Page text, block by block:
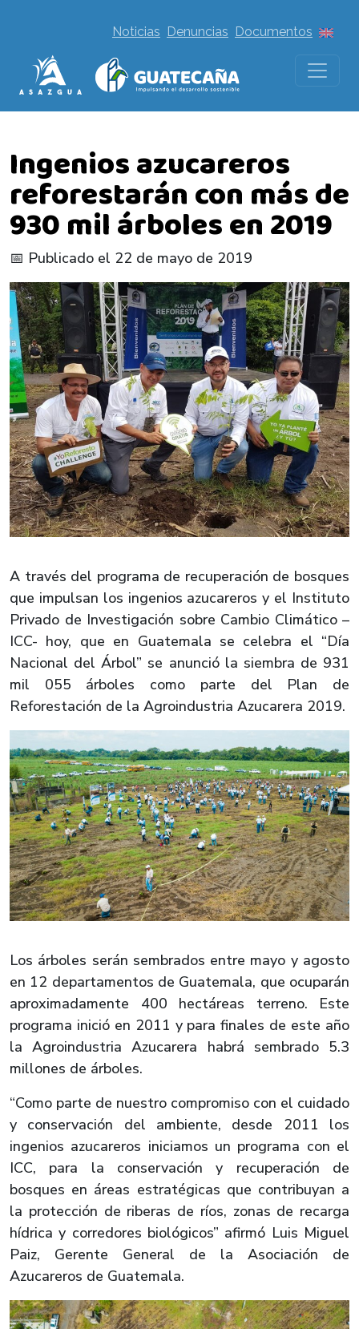
Noticias Denuncias Documentos
Ingenios azucareros
reforestarán con más de
930 mil árboles en 2019
📅 Publicado el 22 de mayo de 2019
A través del programa de recuperación de bosques
que impulsan los ingenios azucareros y el Instituto
Privado de Investigación sobre Cambio Climático –
ICC- hoy, que en Guatemala se celebra el “Día
Nacional del Árbol” se anunció la siembra de 931
mil 055 árboles como parte del Plan de
Reforestación de la Agroindustria Azucarera 2019.
Los árboles serán sembrados entre mayo y agosto
en 12 departamentos de Guatemala, que ocuparán
aproximadamente 400 hectáreas terreno. Este
programa inició en 2011 y para finales de este año
la Agroindustria Azucarera habrá sembrado 5.3
millones de árboles.
“Como parte de nuestro compromiso con el cuidado
y conservación del ambiente, desde 2011 los
ingenios azucareros iniciamos un programa con el
ICC, para la conservación y recuperación de
bosques en áreas estratégicas que contribuyan a
la protección de riberas de ríos, zonas de recarga
hídrica y corredores biológicos” afirmó Luis Miguel
Paiz, Gerente General de la Asociación de
Azucareros de Guatemala.